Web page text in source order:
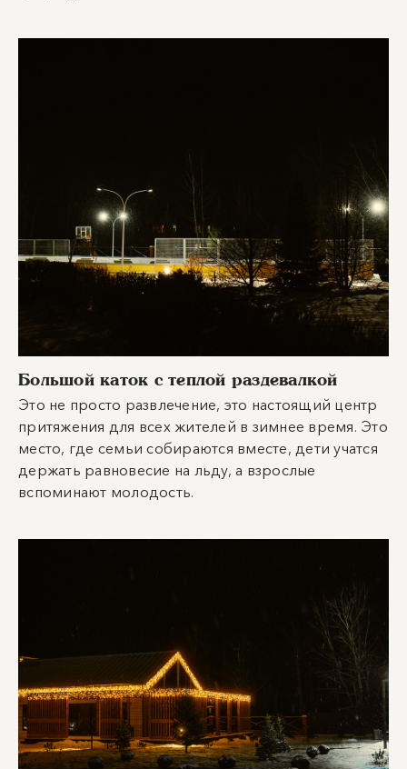
Большой каток с теплой раздевалкой
Это не просто развлечение, это настоящий центр
притяжения для всех жителей в зимнее время. Это
место, где семьи собираются вместе, дети учатся
держать равновесие на льду, а взрослые
вспоминают молодость.